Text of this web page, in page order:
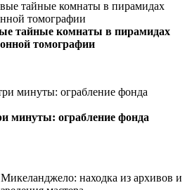
тайные комнаты в пирамидах
томографии
минуты: ограбление фонда